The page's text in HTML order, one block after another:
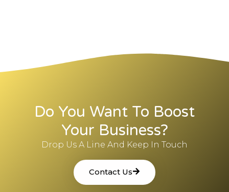
Do You Want To Boost
Your Business?
Drop Us A Line And Keep In Touch
Contact Us